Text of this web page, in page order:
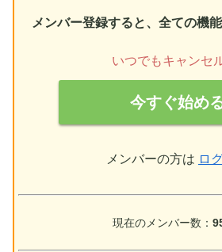
メンバー登録すると、全ての機
いつでもキャンセ
今すぐ始め
メンバーの方は ロ
現在のメンバー数：